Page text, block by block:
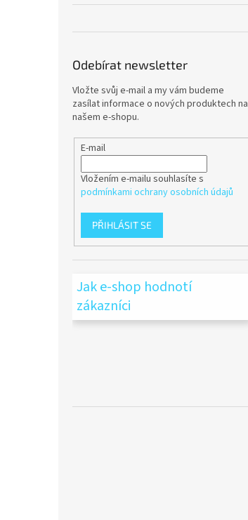
Odebírat newsletter
Vložte svůj e-mail a my vám budeme
zasílat informace o nových produktech na
našem e-shopu.
E-mail
Vložením e-mailu souhlasíte s
podmínkami ochrany osobních údajů
PŘIHLÁSIT SE
Jak e-shop hodnotí
zákazníci